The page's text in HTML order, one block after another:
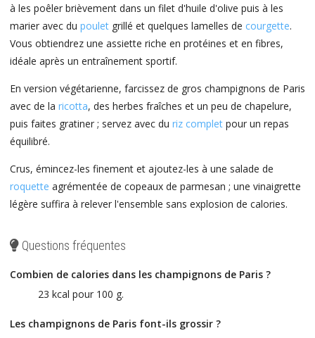
à les poêler brièvement dans un filet d'huile d'olive puis à les
marier avec du poulet grillé et quelques lamelles de courgette.
Vous obtiendrez une assiette riche en protéines et en fibres,
idéale après un entraînement sportif.
En version végétarienne, farcissez de gros champignons de Paris
avec de la ricotta, des herbes fraîches et un peu de chapelure,
puis faites gratiner ; servez avec du riz complet pour un repas
équilibré.
Crus, émincez-les finement et ajoutez-les à une salade de
roquette agrémentée de copeaux de parmesan ; une vinaigrette
légère suffira à relever l'ensemble sans explosion de calories.
Questions fréquentes
Combien de calories dans les champignons de Paris ?
23 kcal pour 100 g.
Les champignons de Paris font-ils grossir ?